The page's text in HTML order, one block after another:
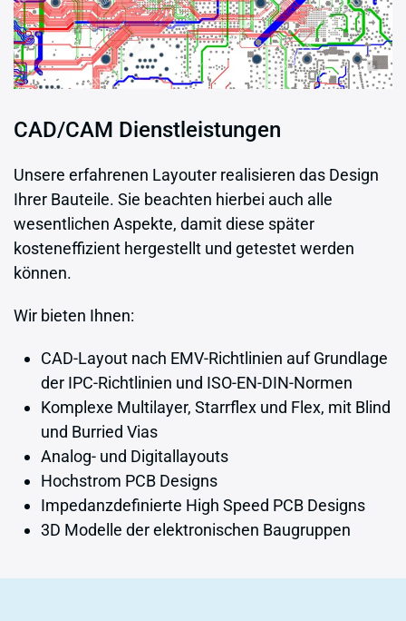
CAD/CAM Dienstleistungen
Unsere erfahrenen Layouter realisieren das Design
Ihrer Bauteile. Sie beachten hierbei auch alle
wesentlichen Aspekte, damit diese später
kosteneffizient hergestellt und getestet werden
können.
Wir bieten Ihnen:
CAD-Layout nach EMV-Richtlinien auf Grundlage
der IPC-Richtlinien und ISO-EN-DIN-Normen
Komplexe Multilayer, Starrflex und Flex, mit Blind
und Burried Vias
Analog- und Digitallayouts
Hochstrom PCB Designs
Impedanzdefinierte High Speed PCB Designs
3D Modelle der elektronischen Baugruppen